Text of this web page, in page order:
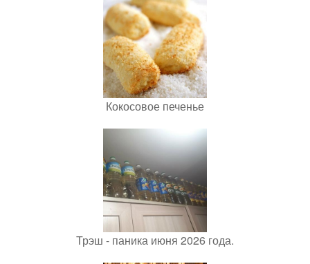
Кокосовое печенье
Трэш - паника июня 2026 года.